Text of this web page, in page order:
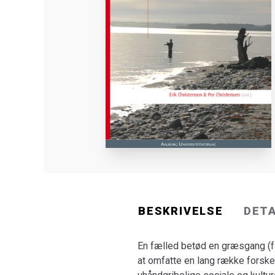
BESKRIVELSE
En fælled betød en græsgang
at omfatte en lang række